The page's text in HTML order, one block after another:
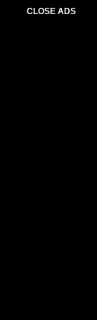
CLOSE ADS